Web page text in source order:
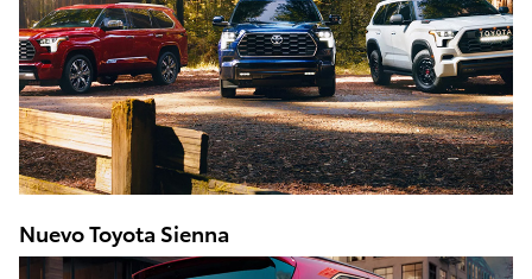
Nuevo Toyota Sienna